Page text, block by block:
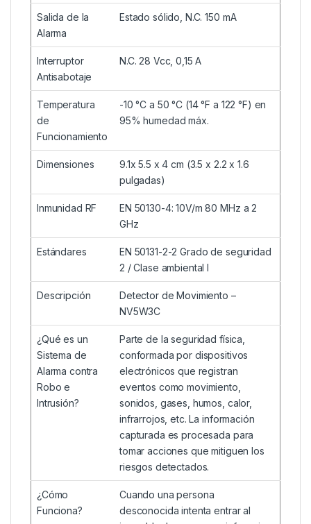
Salida de la
Alarma
Estado sólido, N.C. 150 mA
Interruptor
Antisabotaje
N.C. 28 Vcc, 0,15 A
Temperatura
de
Funcionamiento
-10 °C a 50 °C (14 °F a 122 °F) en
95% humedad máx.
Dimensiones
9.1x 5.5 x 4 cm (3.5 x 2.2 x 1.6
pulgadas)
Inmunidad RF
EN 50130-4: 10V/m 80 MHz a 2
GHz
Estándares
EN 50131-2-2 Grado de seguridad
2 / Clase ambiental I
Descripción
Detector de Movimiento –
NV5W3C
¿Qué es un
Sistema de
Alarma contra
Robo e
Intrusión?
Parte de la seguridad física,
conformada por dispositivos
electrónicos que registran
eventos como movimiento,
sonidos, gases, humos, calor,
infrarrojos, etc. La información
capturada es procesada para
tomar acciones que mitiguen los
riesgos detectados.
¿Cómo
Funciona?
Cuando una persona
desconocida intenta entrar al